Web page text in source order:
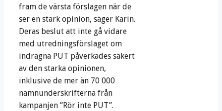
fram de värsta förslagen när de
ser en stark opinion, säger Karin.
Deras beslut att inte gå vidare
med utredningsförslaget om
indragna PUT påverkades säkert
av den starka opinionen,
inklusive de mer än 70 000
namnunderskrifterna från
kampanjen ”Rör inte PUT”.